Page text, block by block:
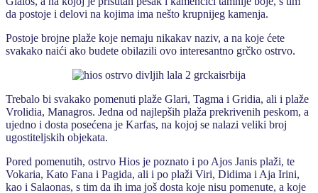
da postoje i delovi na kojima ima nešto krupnijeg kamenja.
Postoje brojne plaže koje nemaju nikakav naziv, a na koje ćete
svakako naići ako budete obilazili ovo interesantno grčko ostrvo.
Trebalo bi svakako pomenuti plaže Glari, Tagma i Gridia, ali i plaže
Vrolidia, Managros. Jedna od najlepših plaža prekrivenih peskom, a
ujedno i dosta posećena je Karfas, na kojoj se nalazi veliki broj
ugostiteljskih objekata.
Pored pomenutih, ostrvo Hios je poznato i po Ajos Janis plaži, te
Vokaria, Kato Fana i Pagida, ali i po plaži Viri, Didima i Aja Irini,
kao i Salaonas, s tim da ih ima još dosta koje nisu pomenute, a koje